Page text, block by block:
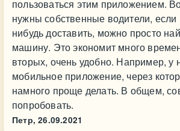
пользоваться этим приложением.
нужны собственные водители, если
нибудь доставить, можно просто
машину. Это экономит много
вторых, очень удобно. Например, у
мобильное приложение, через
намного проще делать. В общем,
попробовать.
Петр, 26.09.2021